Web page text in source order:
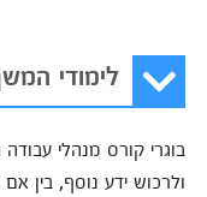
לימודי
בוגרי קורס מנהלי
ולרכוש ידע נוסף, בין